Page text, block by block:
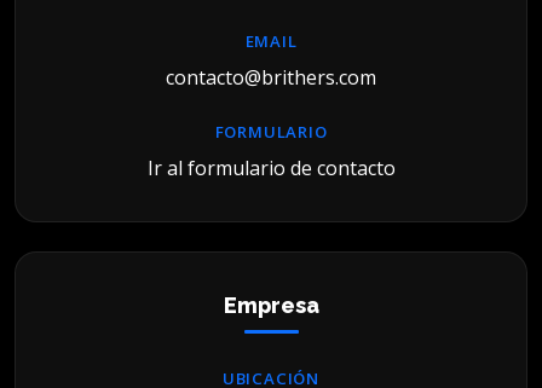
EMAIL
contacto@brithers.com
FORMULARIO
Ir al formulario de contacto
Empresa
UBICACIÓN